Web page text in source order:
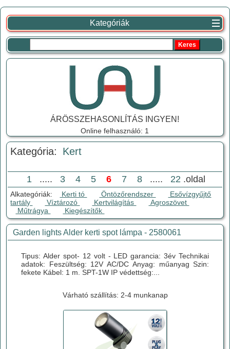
Kategóriák
ÁRÖSSZEHASONLÍTÁS INGYEN!
Online felhasználó: 1
Kategória: Kert
1 ..... 3 4 5 6 7 8 ..... 22 .oldal
Alkategóriák: Kerti tó Öntözőrendszer
Esővízgyűjtő
tartály
Víztározó Kertvilágítás
Agroszövet
Műtrágya
Kiegészítők
Garden lights Alder kerti spot lámpa - 2580061
Tipus: Alder spot- 12 volt - LED garancia: 3év Technikai
adatok: Feszültség: 12V AC/DC Anyag: műanyag Szin:
fekete Kábel: 1 m. SPT-1W IP védettség:...
Várható szállítás: 2-4 munkanap